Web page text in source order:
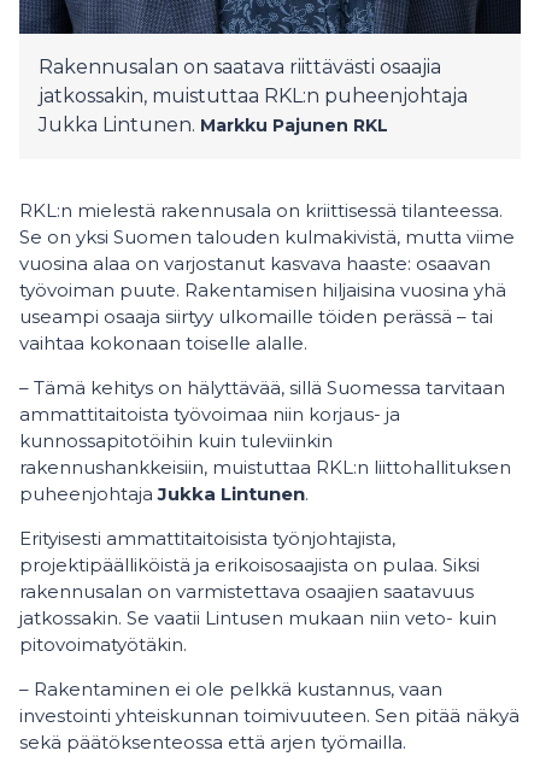
Rakennusalan on saatava riittävästi osaajia
jatkossakin, muistuttaa RKL:n puheenjohtaja
Jukka Lintunen. Markku Pajunen RKL
RKL:n mielestä rakennusala on kriittisessä tilanteessa.
Se on yksi Suomen talouden kulmakivistä, mutta viime
vuosina alaa on varjostanut kasvava haaste: osaavan
työvoiman puute. Rakentamisen hiljaisina vuosina yhä
useampi osaaja siirtyy ulkomaille töiden perässä – tai
vaihtaa kokonaan toiselle alalle.
– Tämä kehitys on hälyttävää, sillä Suomessa tarvitaan
ammattitaitoista työvoimaa niin korjaus- ja
kunnossapitotöihin kuin tuleviinkin
rakennushankkeisiin, muistuttaa RKL:n liittohallituksen
puheenjohtajaJukka Lintunen.
Erityisesti ammattitaitoisista työnjohtajista,
projektipäälliköistä ja erikoisosaajista on pulaa. Siksi
rakennusalan on varmistettava osaajien saatavuus
jatkossakin. Se vaatii Lintusen mukaan niin veto- kuin
pitovoimatyötäkin.
– Rakentaminen ei ole pelkkä kustannus, vaan
investointi yhteiskunnan toimivuuteen. Sen pitää näkyä
sekä päätöksenteossa että arjen työmailla.